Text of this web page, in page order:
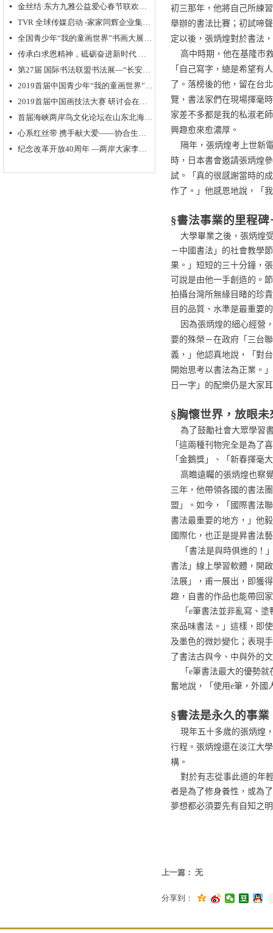
初三那年，他將自己所練
舉辦的書法比賽；初試啼
定以後，張炳煌對於書法
高中時期，他在基隆市
「自己寫字，總是希望有
了。落榜後的他，留在台
覽，書法家們在現場揮毫
家差不多都是我的私淑老
興趣愈來愈濃厚。
隔年，張炳煌考上世新
時，日本書會邀請張炳煌
試。「真的很感謝當時的
作了。」他感恩地說，「
§書法事業的里程
大學畢業之後，張炳煌
－中國書法」的社會教學
果。」短短的三十分鐘，
可說是由他一手創造的。
拍攝台灣所無緣目睹的珍
目的品質、水準是最重要
因為張炳煌的細心經營
要的殊榮－在政府「三台
義，」他認真地說，「對
開始思考以書法為正業。
日一字」的配樂仍是大家
§胸懷世界，放眼
為了鼓勵社會大眾學習
「這兩種刊物完全是為了
「金鵝獎」、「新春揮毫
高瞻遠矚的張炳煌也察
三年，他帶領各國的書法
盟」。如今，「國際書法
書法最重要的地方，」他
國際化，也正是提昇書法
「書法是與時俱進的
書法」線上學習軟體，開
法展」，甫一展出，即獲
趣，自書的作品也能帶回
「 e筆書法並非亂寫、塗
來品味書法。 」這樣，即
及墨色的微妙變化；表現
了書法古與今、中與外的
「 e筆書法最大的優勢就
奮地說，「使用e筆，外國
§書法是永久的事
現年五十多歲的張炳煌
行程。張炳煌還在淡江大
構。
對於有志從事此道的年
者是為了修身養性，或為
夢想都必須要先有自知之
上一篇： 无
分享到：
넷 金丝结·东方九雅公益爱心春节联欢晚会隆重举行
넷 TVR 全球传媒启动 -家家同辉企业集团成立 新闻发布会在浙江.乌镇隆重举行
넷 全国青少年“我的童画世界”书画大展大型公益活动北京总决赛颁奖典礼
넷 传承白求恩精神，砥砺奋进新时代 纪念白求恩80周年研讨会
넷 第27届 国际书法联盟书法展—“长安国际书法邀请展”在西安大明宫国家遗址公园丹凤门博物馆启幕
넷 2019首届中国青少年“我的童画世界”书画大展启动仪式在长城脚下拉开帷幕
넷 2019首届中国画技法大赛 研讨会在京举行
넷 首届海峡两岸鸟文化论坛在山东北海举行
넷 心系红丝带 携手献大爱——协合生物集团超级抗原免疫治疗助力“艾滋病防控”
넷 纪念改革开放40周年 —两岸大家李奇茂、单应桂书画作品交流展隆重开幕